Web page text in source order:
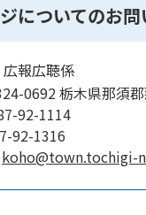
についてのお
報広聴係
0692 栃木県那須
92-1114
92-1316
koho@town.tochigi-